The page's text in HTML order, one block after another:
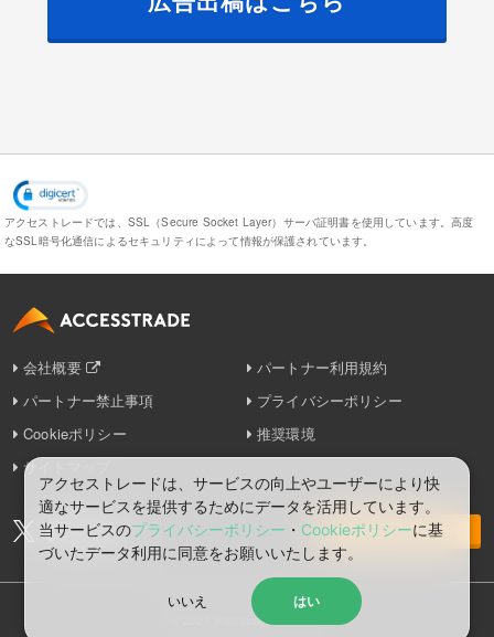
アクセストレードでは、SSL（Secure Socket Layer）サーバ証明書を使用しています。高度
なSSL暗号化通信によるセキュリティによって情報が保護されています。
会社概要
パートナー利用規約
パートナー禁止事項
プライバシーポリシー
Cookieポリシー
推奨環境
サイトマップ
お問い合わせ
© 2021 Interspace Co., Ltd.
アクセストレードは、サービスの向上やユーザーにより快
適なサービスを提供するためにデータを活用しています。
当サービスのプライバシーポリシー ・ Cookieポリシーに基
づいたデータ利⽤に同意をお願いいたします。
いいえ はい